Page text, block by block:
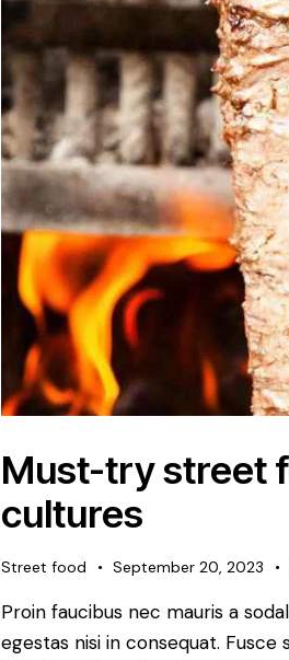
Must-try street
cultures
Street food September 20, 2023
Proin faucibus nec mauris a
egestas nisi in consequat. Fusce